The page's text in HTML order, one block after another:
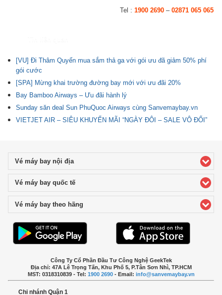
Tel : 1900 2690– 02871 065 065
[VU] Đi Thâm Quyến mua sắm thả ga với gói ưu đã giảm 50% phí
gói cước
[SPA] Mừng khai trường đường bay mới với ưu đãi 20%
Bay Bamboo Airways – Ưu đãi hành lý
Sunday săn deal Sun PhuQuoc Airways cùng Sanvemaybay.vn
VIETJET AIR – SIÊU KHUYẾN MÃI “NGÀY ĐÔI – SALE VÔ ĐỐI”
Vé máy bay nội địaclick to expand contents
Vé máy bay quốc tếclick to expand contents
Vé máy bay theo hãng
Công Ty Cổ Phần Đầu Tư Công Nghệ GeekTek
Địa chỉ: 47A Lê Trọng Tấn, Khu Phố 5, P.Tân Sơn Nhì, TP.HCM
MST: 0318310839 - Tel: 1900 2690- Email: info@sanvemaybay.vn
Chi nhánh Quận 1